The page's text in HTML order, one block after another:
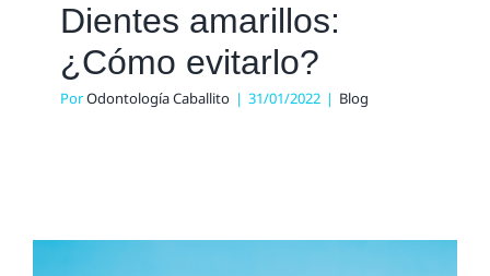
Dientes amarillos:
¿Cómo evitarlo?
PorOdontología Caballito | 31/01/2022 | Blog